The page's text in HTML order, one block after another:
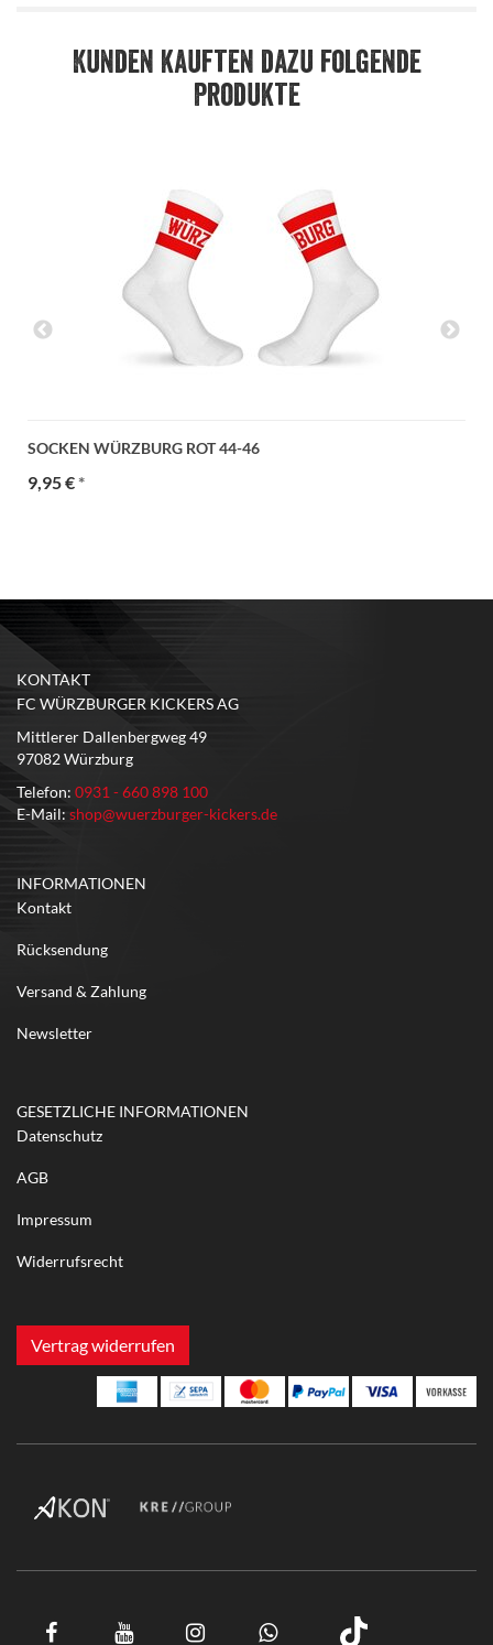
Kunden kauften dazu folgende
Produkte
SOCKEN WÜRZBURG ROT 44-46
9,95 €*
KONTAKT
FC WÜRZBURGER KICKERS AG
Mittlerer Dallenbergweg 49
97082 Würzburg
Telefon: 0931 - 660 898 100
E-Mail: shop@wuerzburger-kickers.de
INFORMATIONEN
Kontakt
Rücksendung
Versand & Zahlung
Newsletter
GESETZLICHE INFORMATIONEN
Datenschutz
AGB
Impressum
Widerrufsrecht
Vertrag widerrufen